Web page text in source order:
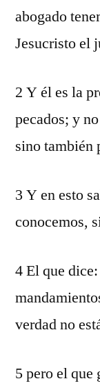
abogado
Jesucristo el
2 Y él es la
pecados; y
sino también
3 Y en esto
conocemos,
4 El que
verdad no
5 pero el que